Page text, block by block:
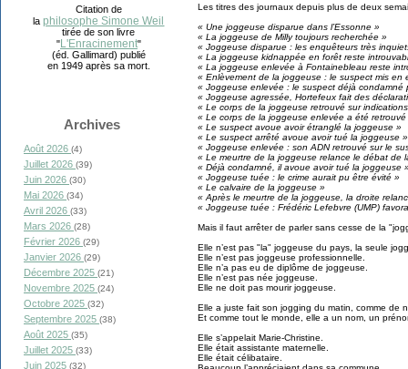
Citation de
laphilosophe Simone Weil
tirée de son livre
"L'Enracinement"
(éd. Gallimard) publié
en 1949 après sa mort.
Archives
Août 2026 (4)
Juillet 2026 (39)
Juin 2026 (30)
Mai 2026 (34)
Avril 2026 (33)
Mars 2026 (28)
Février 2026 (29)
Janvier 2026 (29)
Décembre 2025 (21)
Novembre 2025 (24)
Octobre 2025 (32)
Septembre 2025 (38)
Août 2025 (35)
Juillet 2025 (33)
Juin 2025 (32)
Les titres des journaux depuis plus de deux
« Une joggeuse disparue dans l’Essonne »
« La joggeuse de Milly toujours recherchée »
« Joggeuse disparue : les enquêteurs très
« La joggeuse kidnappée en forêt reste
« La joggeuse enlevée à Fontainebleau reste
« Enlèvement de la joggeuse : le suspect mis en
« Joggeuse enlevée : le suspect déjà condamné
« Joggeuse agressée, Hortefeux fait des
« Le corps de la joggeuse retrouvé sur
« Le corps de la joggeuse enlevée a été retrouvé
« Le suspect avoue avoir étranglé la joggeuse »
« Le suspect arrêté avoue avoir tué la joggeuse »
« Joggeuse enlevée : son ADN retrouvé sur le
« Le meurtre de la joggeuse relance le débat de
« Déjà condamné, il avoue avoir tué la joggeuse
« Joggeuse tuée : le crime aurait pu être évité »
« Le calvaire de la joggeuse »
« Après le meurtre de la joggeuse, la droite
« Joggeuse tuée : Frédéric Lefebvre (UMP)
Mais il faut arrêter de parler sans cesse de la
Elle n’est pas "la" joggeuse du pays, la seule
Elle n’est pas joggeuse professionnelle.
Elle n’a pas eu de diplôme de joggeuse.
Elle n’est pas née joggeuse.
Elle ne doit pas mourir joggeuse.
Elle a juste fait son jogging du matin, comme de
Et comme tout le monde, elle a un nom, un
Elle s’appelait Marie-Christine.
Elle était assistante maternelle.
Elle était célibataire.